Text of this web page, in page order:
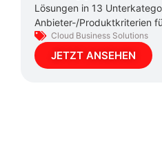
Lösungen in 13
Anbieter-/Produktkriterien
Cloud Business Solutions
JETZT ANSEHEN